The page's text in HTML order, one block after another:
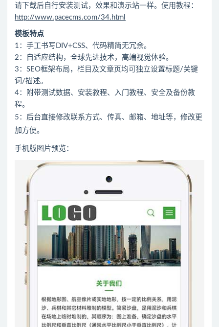
请下载后自行安装测试，效果和演示站一样。使用教程：
http://www.pacecms.com/34.html
模板特点
1：手工书写DIV+CSS、代码精简无冗余。
2：自适应结构，全球先进技术，高端视觉体验。
3：SEO框架布局，栏目及文章页均可独立设置标题/关键
词/描述。
4：附带测试数据、安装教程、入门教程、安全及备份教
程。
5：后台直接修改联系方式、传真、邮箱、地址等，修改更
加方便。
手机版图片预览：